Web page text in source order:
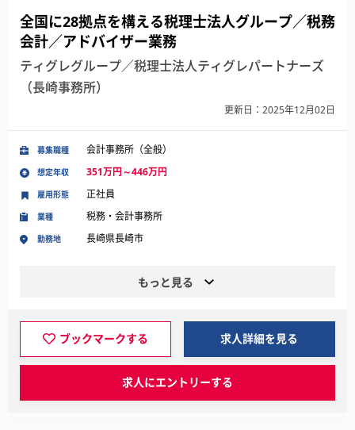
全国に28拠点を構える税理士法人グループ／税務
会計／アドバイザー業務
ティグレグループ／税理士法人ティグレパートナーズ
（長崎事務所）
更新日：2025年12月02日
募集職種 会計事務所（全般）
想定年収 351万円～446万円
業種 税務・会計事務所
勤務地 長崎県長崎市
雇用形態 正社員
もっと見る
ブックマークする 求人詳細を見る
求人にエントリーする